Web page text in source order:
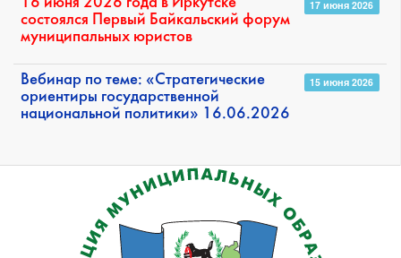
16 июня 2026 года в Иркутске
состоялся Первый Байкальский форум
муниципальных юристов
17 июня 2026
Вебинар по теме: «Стратегические
ориентиры государственной
национальной политики» 16.06.2026
15 июня 2026